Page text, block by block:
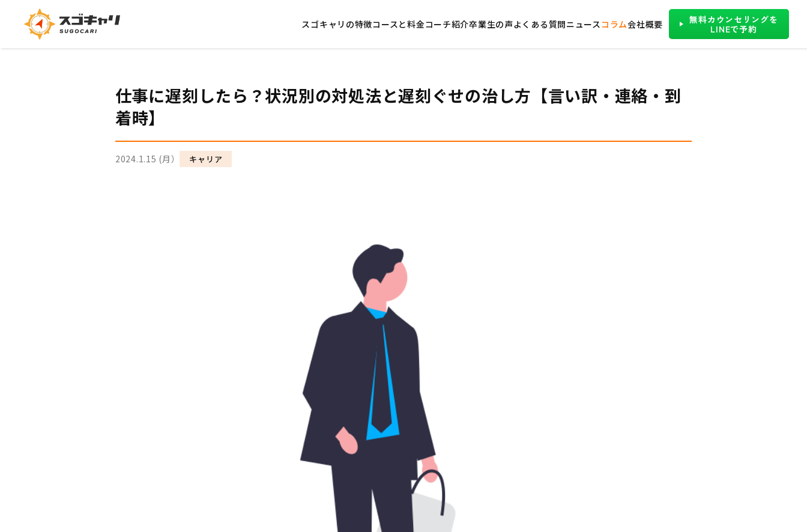
スゴキャリの特徴コースと料金コーチ紹介卒業生の声よくある質問ニュースコラム会社概要
無料カウンセリングを
LINEで予約
仕事に遅刻したら？状況別の対処法と遅刻ぐせの治し方【言い訳・連絡・到
着時】
2024.1.15 (月） キャリア